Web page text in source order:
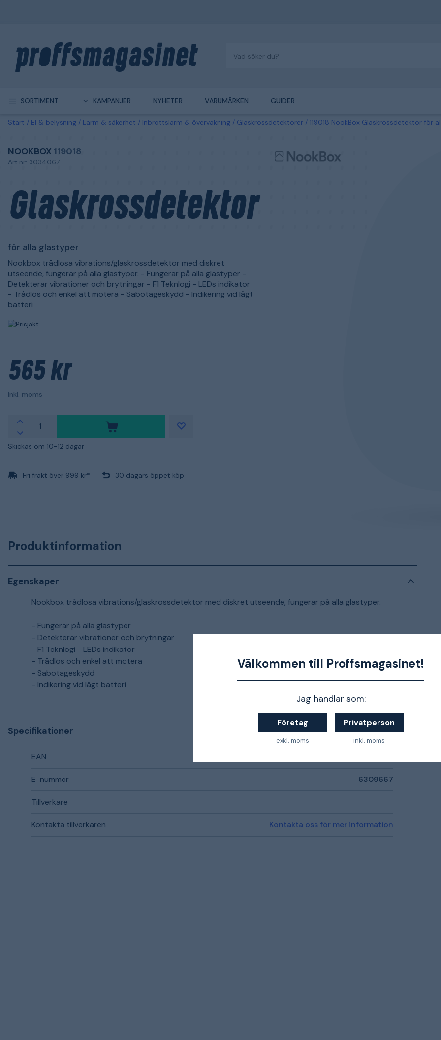
Välkommen till Proffsmagasinet!
Jag handlar som:
Företag
exkl. moms
Privatperson
inkl. moms
SORTIMENT KAMPANJER NYHETER VARUMÄRKEN GUIDER
Start El & belysning Larm & säkerhet Inbrottslarm & övervakning Glaskrossdetektorer 119018 NookBox Glaskrossdetektor för
NOOKBOX 119018
Art.nr: 3034067
Glaskrossdetektor
för alla glastyper
Nookbox trådlösa vibrations/glaskrossdetektor med diskret
utseende, fungerar på alla glastyper. - Fungerar på alla glastyper -
Detekterar vibrationer och brytningar - F1 Teknlogi - LEDs indikator
- Trådlös och enkel att motera - Sabotageskydd - Indikering vid lågt
batteri
565 kr
Inkl. moms
Skickas om 10-12 dagar
Fri frakt över 999 kr* 30 dagars öppet köp
Produktinformation
Egenskaper
Nookbox trådlösa vibrations/glaskrossdetektor med diskret utseende, fungerar på alla glastyper.
- Fungerar på alla glastyper
- Detekterar vibrationer och brytningar
- F1 Teknlogi - LEDs indikator
- Trådlös och enkel att motera
- Sabotageskydd
- Indikering vid lågt batteri
Specifikationer
EAN
E-nummer 6309667
Tillverkare
Kontakta tillverkaren Kontakta oss för mer information